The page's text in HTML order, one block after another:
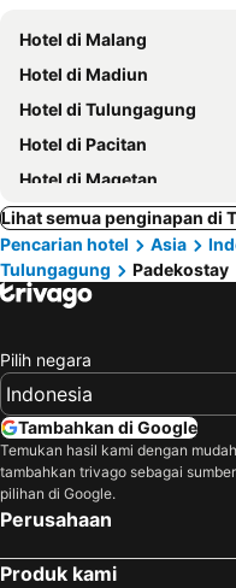
Hotel di Malang
Hotel di Madiun
Hotel di Tulungagung
Hotel di Pacitan
Hotel di Magetan
Lihat semua penginapan di
Pencarian hotel
Asia
Tulungagung
Padekostay
Pilih negara
Tambahkan di Google
Temukan hasil kami dengan
tambahkan trivago sebagai sumber
pilihan di Google.
Perusahaan
Produk kami